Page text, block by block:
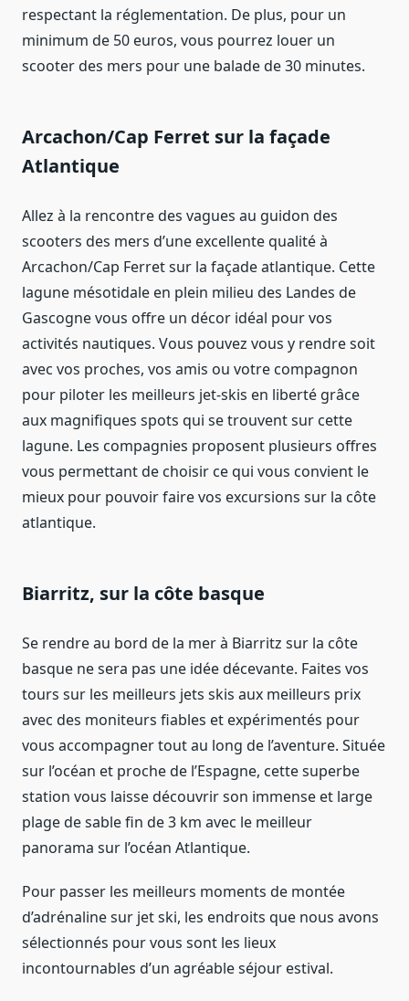
respectant la réglementation. De plus, pour un
minimum de 50 euros, vous pourrez louer un
scooter des mers pour une balade de 30 minutes.
Arcachon/Cap Ferret sur la façade
Atlantique
Allez à la rencontre des vagues au guidon des
scooters des mers d’une excellente qualité à
Arcachon/Cap Ferret sur la façade atlantique. Cette
lagune mésotidale en plein milieu des Landes de
Gascogne vous offre un décor idéal pour vos
activités nautiques. Vous pouvez vous y rendre soit
avec vos proches, vos amis ou votre compagnon
pour piloter les meilleurs jet-skis en liberté grâce
aux magnifiques spots qui se trouvent sur cette
lagune. Les compagnies proposent plusieurs offres
vous permettant de choisir ce qui vous convient le
mieux pour pouvoir faire vos excursions sur la côte
atlantique.
Biarritz, sur la côte basque
Se rendre au bord de la mer à Biarritz sur la côte
basque ne sera pas une idée décevante. Faites vos
tours sur les meilleurs jets skis aux meilleurs prix
avec des moniteurs fiables et expérimentés pour
vous accompagner tout au long de l’aventure. Située
sur l’océan et proche de l’Espagne, cette superbe
station vous laisse découvrir son immense et large
plage de sable fin de 3 km avec le meilleur
panorama sur l’océan Atlantique.
Pour passer les meilleurs moments de montée
d’adrénaline sur jet ski, les endroits que nous avons
sélectionnés pour vous sont les lieux
incontournables d’un agréable séjour estival.